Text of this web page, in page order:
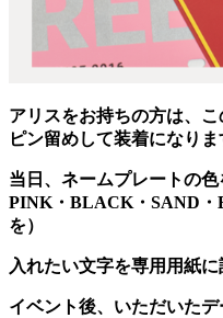
アリスをお持ちの方は、
ピン留めして装着になりま
当日、ネームプレートの
PINK・BLACK・SAND・
を）
入れたい文字を専用用紙に
イベント後、いただいた